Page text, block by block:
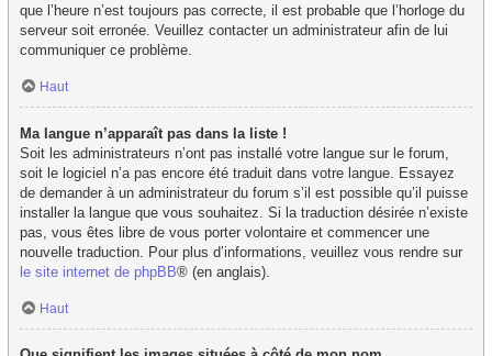
que l’heure n’est toujours pas correcte, il est probable que l’horloge du
serveur soit erronée. Veuillez contacter un administrateur afin de lui
communiquer ce problème.
Haut
Ma langue n’apparaît pas dans la liste !
Soit les administrateurs n’ont pas installé votre langue sur le forum,
soit le logiciel n’a pas encore été traduit dans votre langue. Essayez
de demander à un administrateur du forum s’il est possible qu’il puisse
installer la langue que vous souhaitez. Si la traduction désirée n’existe
pas, vous êtes libre de vous porter volontaire et commencer une
nouvelle traduction. Pour plus d’informations, veuillez vous rendre sur
le site internet de phpBB® (en anglais).
Haut